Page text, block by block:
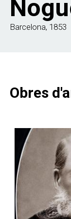
Barcelona, 1853
Obres